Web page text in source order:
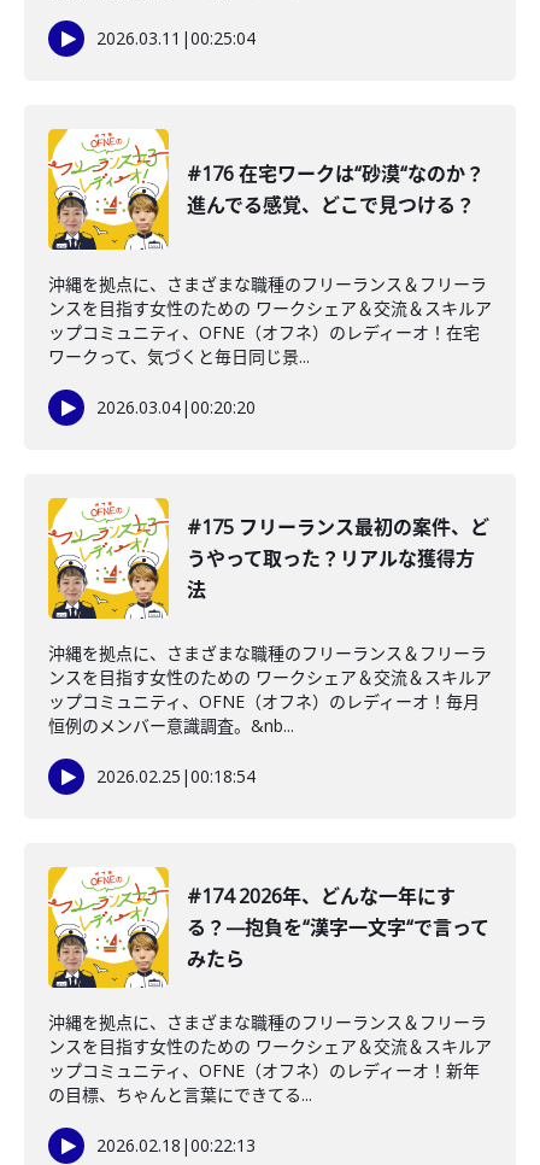
2026.03.11 |00:25:04
#176 在宅ワークは“砂漠“なのか？
進んでる感覚、どこで見つける？
沖縄を拠点に、さまざまな職種のフリーランス＆フリーラ
ンスを目指す女性のための ワークシェア＆交流＆スキルア
ップコミュニティ、OFNE（オフネ）のレディーオ！在宅
ワークって、気づくと毎日同じ景...
2026.03.04|00:20:20
#175 フリーランス最初の案件、ど
うやって取った？リアルな獲得方
法
沖縄を拠点に、さまざまな職種のフリーランス＆フリーラ
ンスを目指す女性のための ワークシェア＆交流＆スキルア
ップコミュニティ、OFNE（オフネ）のレディーオ！毎月
恒例のメンバー意識調査。&nb...
2026.02.25 |00:18:54
#174 2026年、どんな一年にす
る？—抱負を“漢字一文字“で言って
みたら
沖縄を拠点に、さまざまな職種のフリーランス＆フリーラ
ンスを目指す女性のための ワークシェア＆交流＆スキルア
ップコミュニティ、OFNE（オフネ）のレディーオ！新年
の目標、ちゃんと言葉にできてる...
2026.02.18 |00:22:13